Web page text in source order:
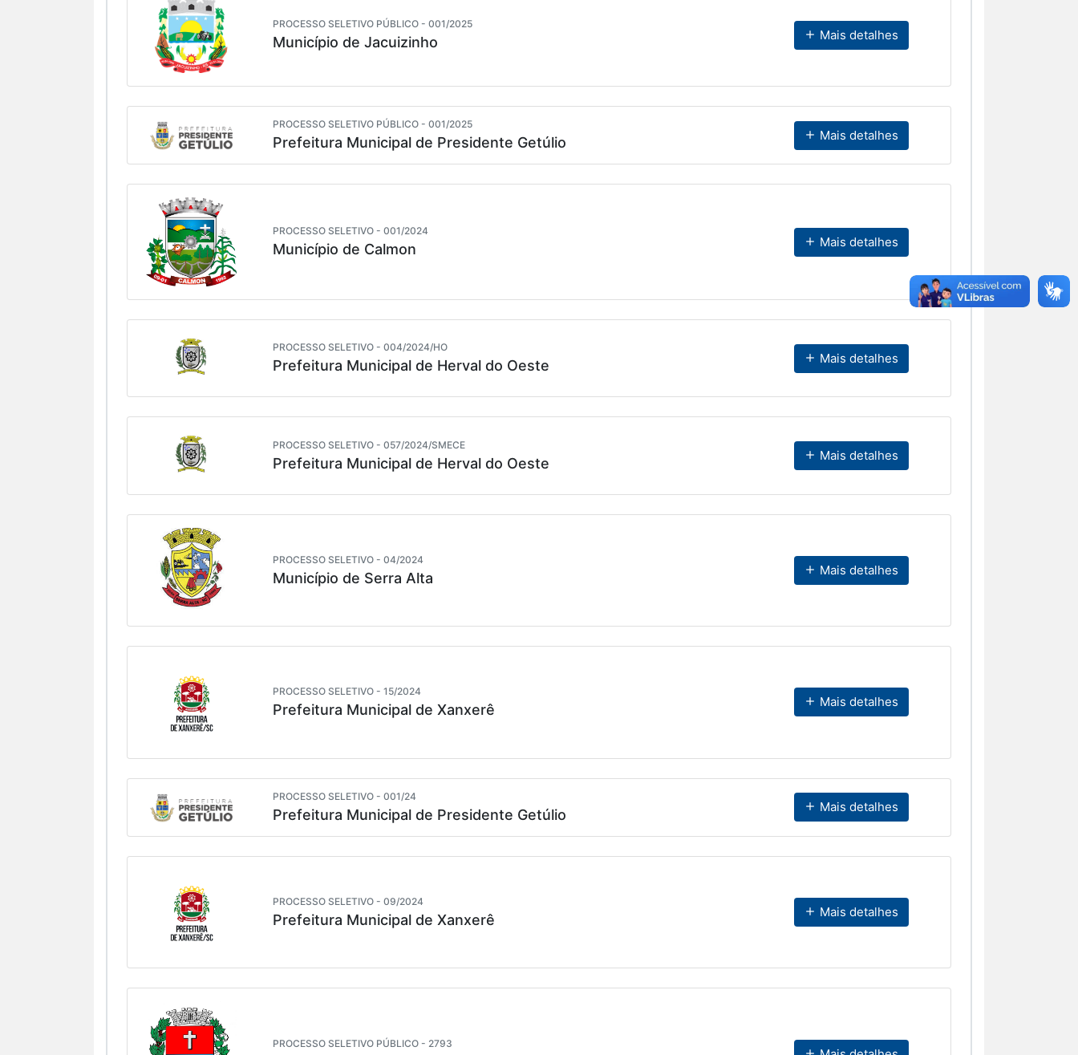
PROCESSO SELETIVO PÚBLICO - 001/2025
Município de Jacuizinho Mais detalhes
PROCESSO SELETIVO PÚBLICO - 001/2025
Prefeitura Municipal de Presidente Getúlio Mais detalhes
PROCESSO SELETIVO - 001/2024
Município de Calmon Mais detalhes
PROCESSO SELETIVO - 004/2024/HO
Prefeitura Municipal de Herval do Oeste Mais detalhes
PROCESSO SELETIVO - 057/2024/SMECE
Prefeitura Municipal de Herval do Oeste Mais detalhes
PROCESSO SELETIVO - 04/2024
Município de Serra Alta Mais detalhes
PROCESSO SELETIVO - 15/2024
Prefeitura Municipal de Xanxerê Mais detalhes
PROCESSO SELETIVO - 001/24
Prefeitura Municipal de Presidente Getúlio Mais detalhes
PROCESSO SELETIVO - 09/2024
Prefeitura Municipal de Xanxerê Mais detalhes
PROCESSO SELETIVO PÚBLICO - 2793